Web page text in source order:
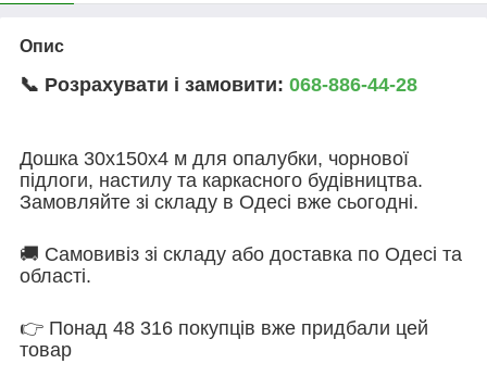
Опис
📞 Розрахувати і замовити: 068-886-44-28
Дошка 30х150х4 м для опалубки, чорнової
підлоги, настилу та каркасного будівництва.
Замовляйте зі складу в Одесі вже сьогодні.
🚚 Самовивіз зі складу або доставка по Одесі та
області.
👉 Понад 48 316 покупців вже придбали цей
товар